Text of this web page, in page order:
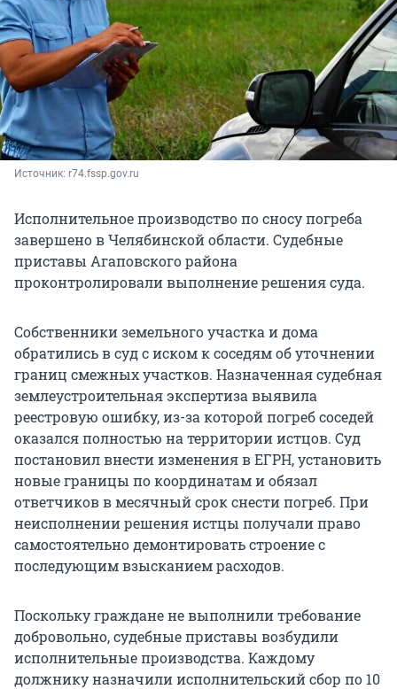
Источник: r74.fssp.gov.ru
Исполнительное производство по сносу погреба
завершено в Челябинской области. Судебные
приставы Агаповского района
проконтролировали выполнение решения суда.
Собственники земельного участка и дома
обратились в суд с иском к соседям об уточнении
границ смежных участков. Назначенная судебная
землеустроительная экспертиза выявила
реестровую ошибку, из-за которой погреб соседей
оказался полностью на территории истцов. Суд
постановил внести изменения в ЕГРН, установить
новые границы по координатам и обязал
ответчиков в месячный срок снести погреб. При
неисполнении решения истцы получали право
самостоятельно демонтировать строение с
последующим взысканием расходов.
Поскольку граждане не выполнили требование
добровольно, судебные приставы возбудили
исполнительные производства. Каждому
должнику назначили исполнительский сбор по 10